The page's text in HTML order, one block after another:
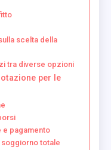
scelta della
tra diverse opzioni
per le
e pagamento
totale